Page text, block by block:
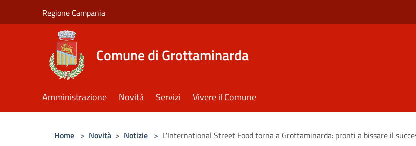
Regione Campania
Comune di Grottaminarda
Amministrazione Novità Servizi Vivere il Comune
Home > Novità > Notizie > L'International Street Food torna a Grottaminarda: pronti a bissare il